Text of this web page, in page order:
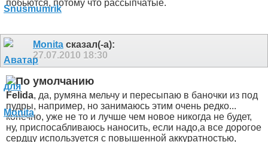
побьются, потому что рассыпчатые.
Monita сказал(-а):
27.07.2010 18:30
Felida, да, румяна мельчу и пересыпаю в баночки из под
пудры, например, но занимаюсь этим очень редко...
конечно, уже не то и лучше чем новое никогда не будет,
ну, приспосабливаюсь наносить, если надо,а все дорогое
сердцу используется с повышенной аккуратностью,